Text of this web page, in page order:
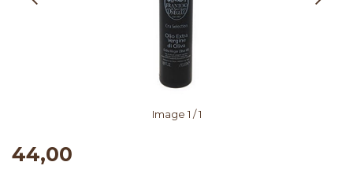
Image 1 / 1
44,00